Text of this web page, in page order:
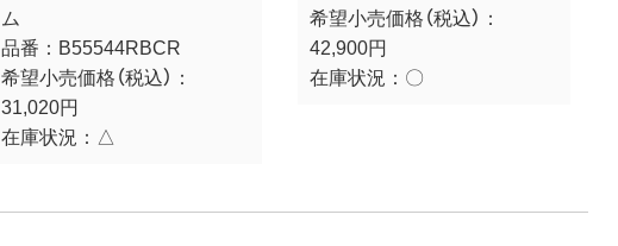
ム
品番： B55544RBCR
希望小売価格（税込）：
31,020円
在庫状況： △
希望小売価格（税込）：
42,900円
在庫状況： 〇